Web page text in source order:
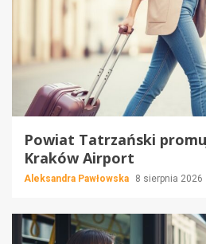
Powiat Tatrzański
Kraków Airport
Aleksandra Pawłowska 8 sierpnia 2026